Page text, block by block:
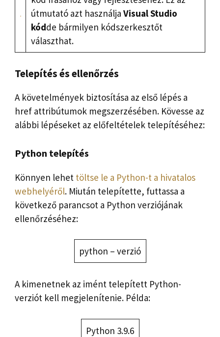
útmutató azt használja Visual Studio
kódde bármilyen kódszerkesztőt
választhat.
Telepítés és ellenőrzés
A követelmények biztosítása az első lépés a
href attribútumok megszerzésében. Kövesse az
alábbi lépéseket az előfeltételek telepítéséhez:
Python telepítés
Könnyen lehet töltse le a Python-t a hivatalos
webhelyéről. Miután telepítette, futtassa a
következő parancsot a Python verziójának
ellenőrzéséhez:
python – verzió
A kimenetnek az imént telepített Python-
verziót kell megjelenítenie. Példa:
Python 3.9.6